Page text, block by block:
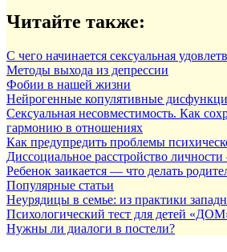
Читайте также:
С чего начинается сексуальная
Методы выхода из депрессии
Фобии в нашей жизни
Нейрогенные копулятивные
Сексуальная несовместимость. Как
гармонию в отношениях
Как предупредить проблемы
Диссоциальное расстройство
Ребенок заикается — что делать
Популярные статьи
Неурядицы в семье: из практики
Психологический тест для детей
Нужны ли диалоги в постели?